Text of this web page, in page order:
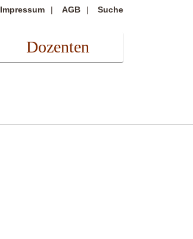
Impressum AGB Suche
Dozenten